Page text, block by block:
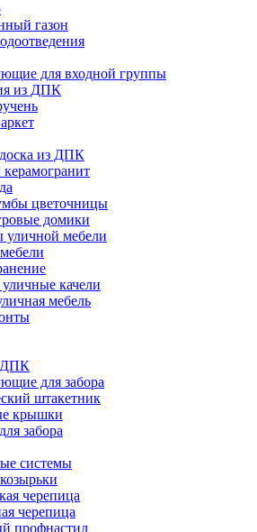
газон
для входной группы
из ДПК
из ДПК
цветочницы
домики
уличной мебели
качели
мебель
ДПК
для забора
штакетник
крышки
забора
системы
черепица
черепица
профнастил